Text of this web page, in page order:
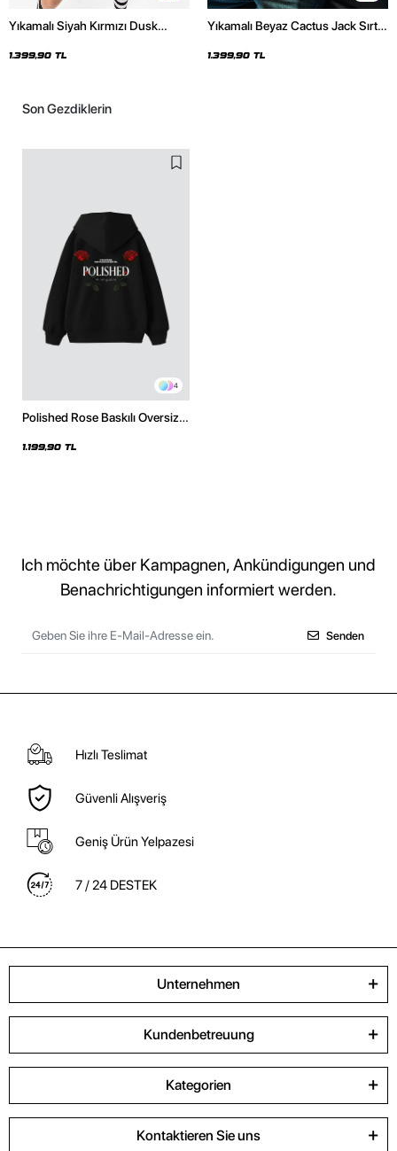
Yıkamalı Siyah Kırmızı Dusk
1.399,90 TL
Yıkamalı Beyaz Cactus Jack Sırt
1.399,90 TL
Son Gezdiklerin
4
Polished Rose Baskılı Oversize
1.199,90 TL
Ich möchte über Kampagnen, Ankündigungen und
Benachrichtigungen informiert werden.
Senden
Hızlı Teslimat
Güvenli Alışveriş
Geniş Ürün Yelpazesi
7 / 24 DESTEK
Unternehmen
Kundenbetreuung
Kategorien
Kontaktieren Sie uns